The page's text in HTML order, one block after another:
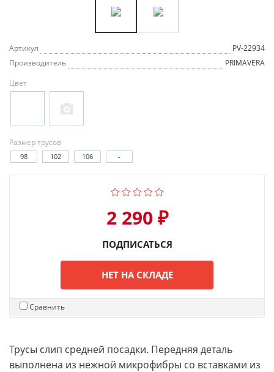
Артикул
PV-22934
Производитель
PRIMAVERA
Цвет
Размер трусов
98 102 106 -
2 290 ₽
ПОДПИСАТЬСЯ
НЕТ НА СКЛАДЕ
Сравнить
Трусы слип средней посадки. Передняя деталь
выполнена из нежной микрофибры со вставками из